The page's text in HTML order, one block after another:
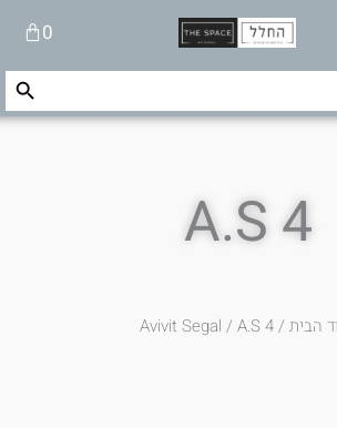
0עגלת
קניות
A.S 4
הבית/
Avivit Segal/ A.S 4